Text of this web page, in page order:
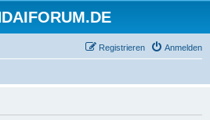
Anmelden
Registrieren